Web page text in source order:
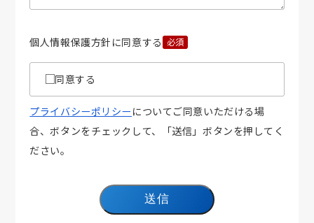
個人情報保護方針に同意する
同意する
プライバシーポリシー についてご同意いただける場
合、ボタンをチェックして、「送信」ボタンを押してく
ださい。